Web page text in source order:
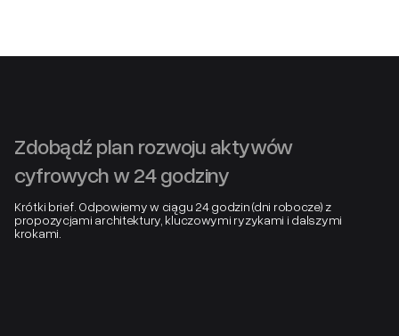
Zdobądź plan rozwoju aktywów
cyfrowych w 24 godziny
Krótki brief. Odpowiemy w ciągu 24 godzin (dni robocze) z
propozycjami architektury, kluczowymi ryzykami i dalszymi
krokami.